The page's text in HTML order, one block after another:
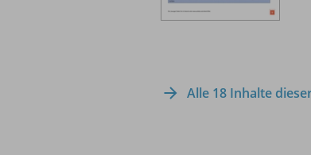
Alle 18 Inhalte